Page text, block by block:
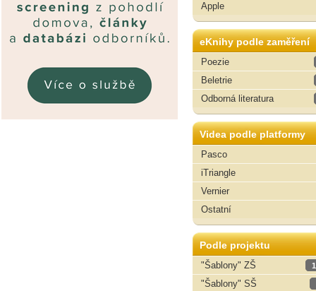
Apple
eKnihy podle zaměření
Poezie
Beletrie
Odborná literatura
Videa podle platformy
Pasco
iTriangle
Vernier
Ostatní
Podle projektu
"Šablony" ZŠ
"Šablony" SŠ